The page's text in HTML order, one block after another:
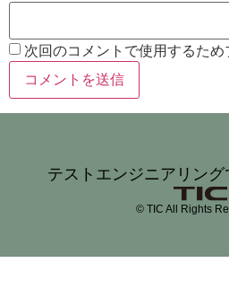
次回のコメントで使用するた
テストエンジニアリン
© TIC All Rights